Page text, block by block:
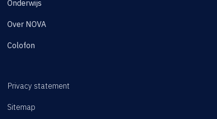
Onderwijs
Over NOVA
Colofon
Privacy statement
Sitemap